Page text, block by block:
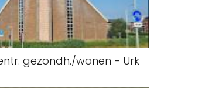
gezondh./wonen - Urk